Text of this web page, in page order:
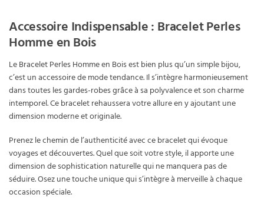
Accessoire Indispensable : Bracelet Perles
Homme en Bois
Le Bracelet Perles Homme en Bois est bien plus qu’un simple bijou,
c’est un accessoire de mode tendance. Il s’intègre harmonieusement
dans toutes les gardes-robes grâce à sa polyvalence et son charme
intemporel. Ce bracelet rehaussera votre allure en y ajoutant une
dimension moderne et originale.
Prenez le chemin de l’authenticité avec ce bracelet qui évoque
voyages et découvertes. Quel que soit votre style, il apporte une
dimension de sophistication naturelle qui ne manquera pas de
séduire. Osez une touche unique qui s’intègre à merveille à chaque
occasion spéciale.